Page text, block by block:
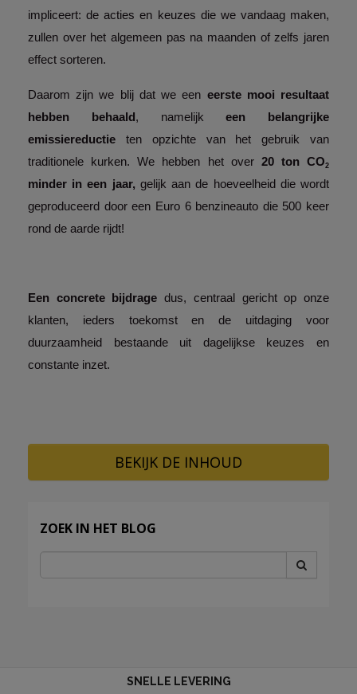
impliceert: de acties en keuzes die we vandaag maken,
zullen over het algemeen pas na maanden of zelfs jaren
effect sorteren.
Daarom zijn we blij dat we een eerste mooi resultaat
hebben behaald , namelijk een belangrijke
emissiereductie ten opzichte van het gebruik van
traditionele kurken. We hebben het over 20 ton CO
minder in een jaar, gelijk aan de hoeveelheid die wordt
geproduceerd door een Euro 6 benzineauto die 500 keer
rond de aarde rijdt!
Een concrete bijdrage dus, centraal gericht op onze
klanten, ieders toekomst en de uitdaging voor
duurzaamheid bestaande uit dagelijkse keuzes en
constante inzet.
BEKIJK DE INHOUD
ZOEK IN HET BLOG
SNELLE LEVERING